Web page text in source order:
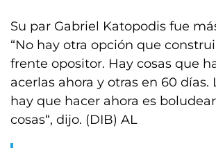
Su par Gabriel Katopodis fue
“No hay otra opción que
frente opositor. Hay cosas que
acerlas ahora y otras en 60 días.
hay que hacer ahora es
cosas“, dijo. (DIB) AL